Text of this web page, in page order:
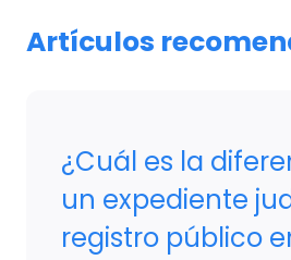
Artículos
¿Cuál es la
un expediente
registro público